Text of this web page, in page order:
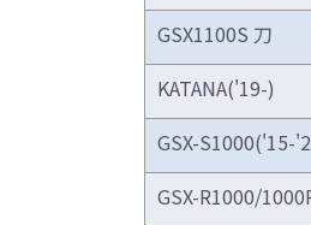
GSX1100S 刀
KATANA('19-)
GSX-S1000('15-
GSX-R1000/